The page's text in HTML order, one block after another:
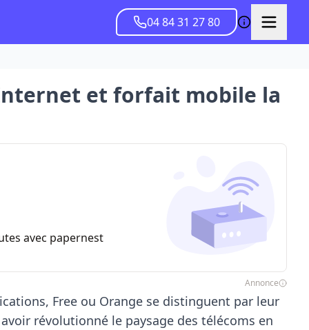
04 84 31 27 80
et forfait mobile la
avec papernest
Annonce
Free ou Orange se distinguent par leur
révolutionné le paysage des télécoms en